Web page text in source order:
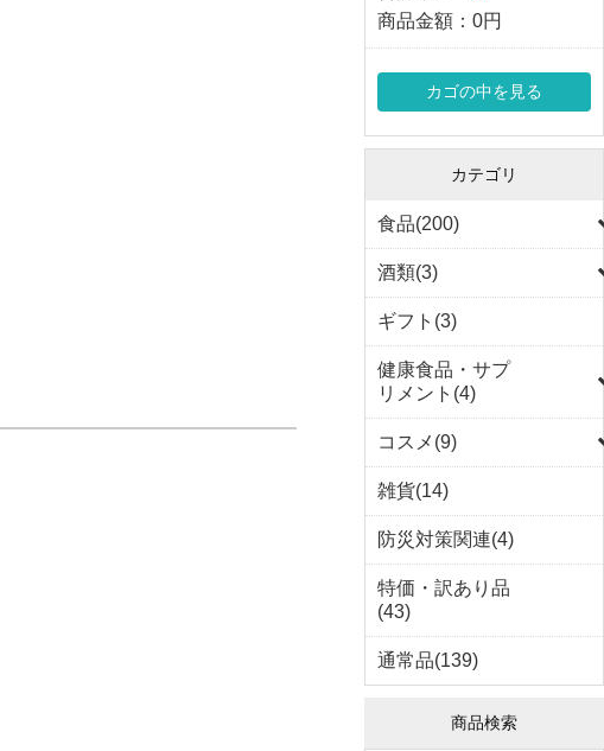
商品金額：0円
カゴの中を見る
カテゴリ
食品(200)
酒類(3)
ギフト(3)
健康食品・サプ
リメント(4)
コスメ(9)
雑貨(14)
防災対策関連(4)
特価・訳あり品
(43)
通常品(139)
商品検索